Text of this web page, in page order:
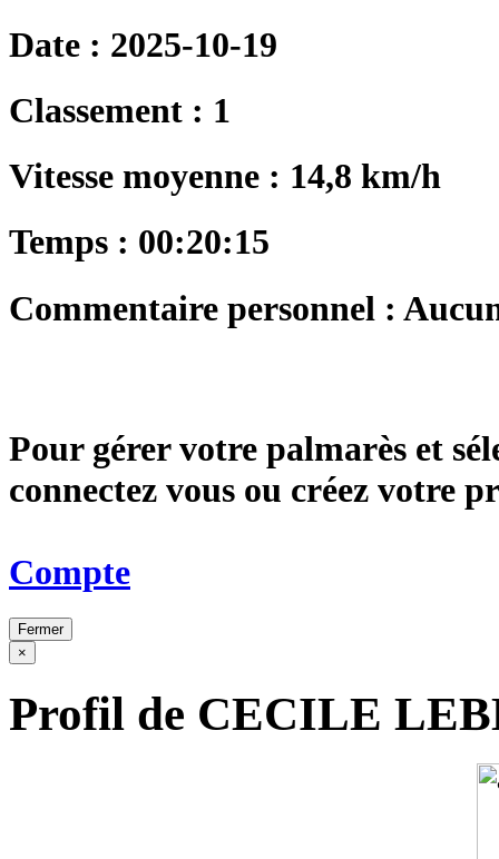
Date : 2025-10-19
Classement : 1
Vitesse moyenne : 14,8 km/h
Temps : 00:20:15
Commentaire personnel :
Pour gérer votre palmarès et
connectez vous ou créez votre
Compte
Fermer
×
Profil de CECILE